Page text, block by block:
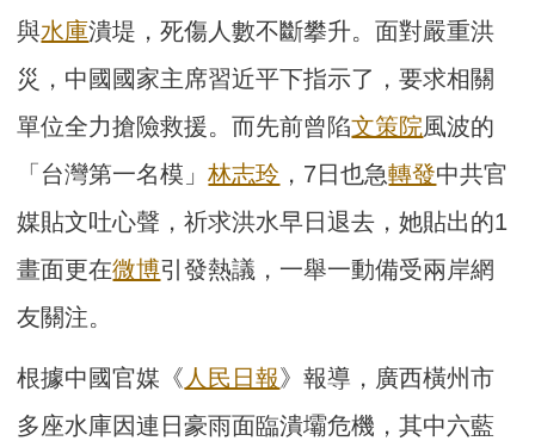
與水庫潰堤，死傷人數不斷攀升。面對嚴重洪
災，中國國家主席習近平下指示了，要求相關
單位全力搶險救援。而先前曾陷文策院風波的
「台灣第一名模」林志玲 ，7日也急轉發中共官
媒貼文吐心聲，祈求洪水早日退去，她貼出的1
畫面更在微博引發熱議，一舉一動備受兩岸網
友關注。
根據中國官媒《 人民日報》報導，廣西橫州市
多座水庫因連日豪雨面臨潰壩危機，其中六藍